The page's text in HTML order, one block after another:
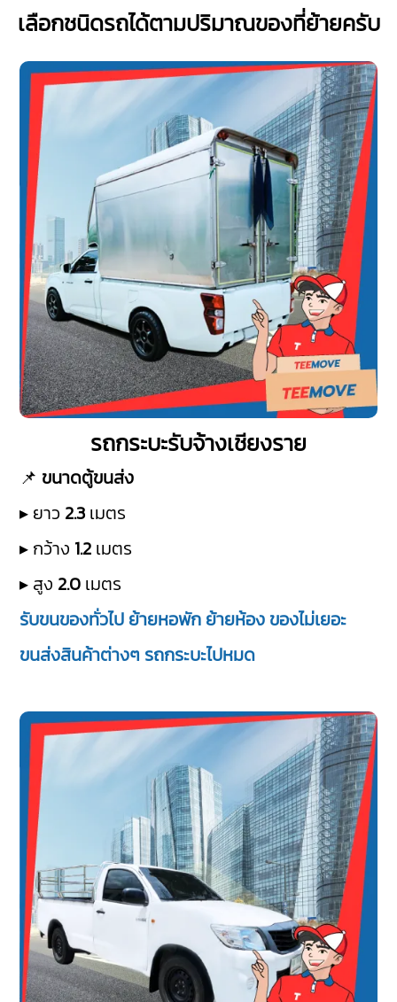
เลือกชนิดรถได้ตามปริมาณของที่ย้ายครับ
รถกระบะรับจ้างเชียงราย
📌 ขนาดตู้ขนส่ง
▸ ยาว 2.3 เมตร
▸ กว้าง 1.2 เมตร
▸ สูง 2.0 เมตร
รับขนของทั่วไป ย้ายหอพัก ย้ายห้อง ของไม่เยอะ
ขนส่งสินค้าต่างๆ รถกระบะไปหมด